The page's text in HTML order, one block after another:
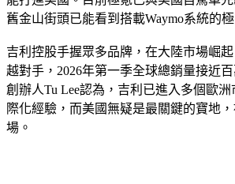
舊金山街頭已能看到搭載Waymo系統的極
吉利控股手握眾多品牌，在大陸市場崛
越對手，2026年第一季全球總銷量接近
創辦人Tu Lee認為，吉利已進入多個歐
際化經驗，而美國無疑是最關鍵的寶地
場。